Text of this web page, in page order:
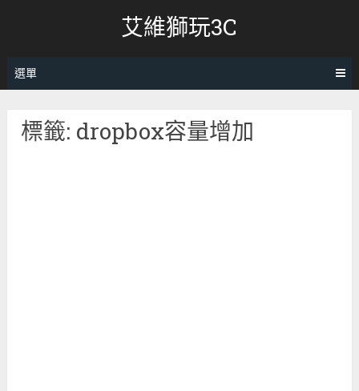
艾維獅玩3C
選單
標籤: dropbox容量增加